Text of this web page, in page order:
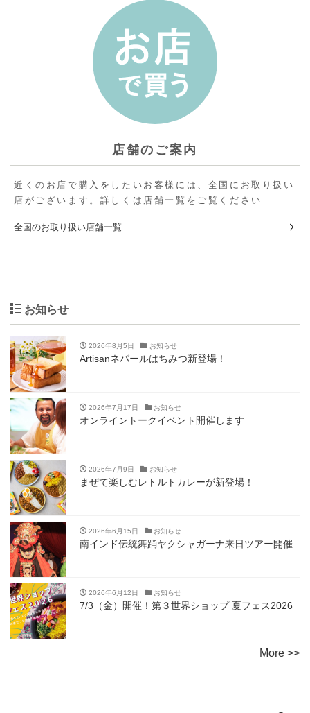
店舗のご案内
近くのお店で購入をしたいお客様には、全国にお取り扱い
店がございます。詳しくは店舗一覧をご覧ください
全国のお取り扱い店舗一覧
お知らせ
2026年8月5日 お知らせ
Artisanネパールはちみつ新登場！
2026年7月17日 お知らせ
オンライントークイベント開催します
2026年7月9日 お知らせ
まぜて楽しむレトルトカレーが新登場！
2026年6月15日 お知らせ
南インド伝統舞踊ヤクシャガーナ来日ツアー開催
2026年6月12日 お知らせ
7/3（金）開催！第３世界ショップ 夏フェス2026
More >>